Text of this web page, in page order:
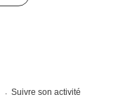
Suivre son activité